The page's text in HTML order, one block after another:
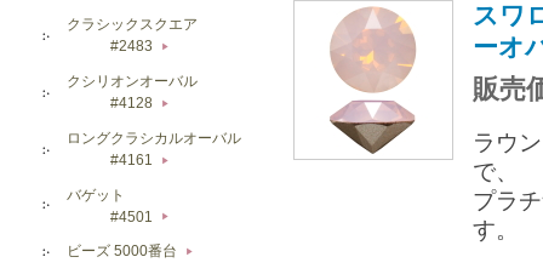
クラシックスクエア
#2483
▶
クシリオンオーバル
#4128
▶
ロングクラシカルオーバル
#4161
▶
バゲット
#4501
▶
ビーズ 5000番台 ▶
スワ
ーオ
販売
ラウ
で、
プラ
す。